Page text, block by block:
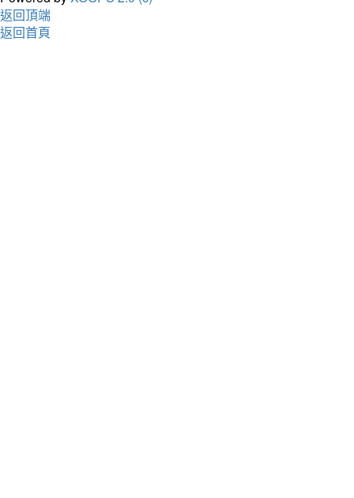
返回頂端
返回首頁